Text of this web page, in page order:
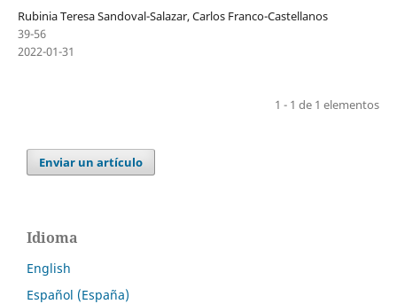
Rubinia Teresa Sandoval-Salazar, Carlos Franco-Castellanos
39-56
2022-01-31
1 - 1 de 1 elementos
Enviar un artículo
Idioma
English
Español (España)